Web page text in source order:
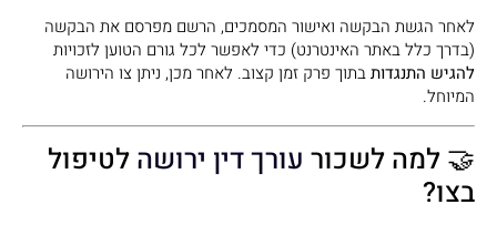
לאחר הגשת הבקשה ואישור המסמכים, הרשם מפרסם את הבקשה
(בדרך כלל באתר האינטרנט) כדי לאפשר לכל גורם הטוען לזכויות
להגיש התנגדותבתוך פרק זמן קצוב. לאחר מכן, ניתן צו הירושה
המיוחל.
🤝 למה לשכור עורך דין ירושהלטיפול
בצו?